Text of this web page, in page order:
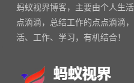
蚂蚁视界博客，主要由个人生
点滴滴，总结工作的点点滴滴
活、工作、学习，有机结合！